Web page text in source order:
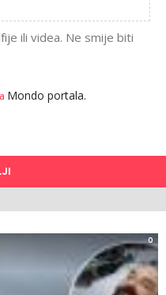
ili videa. Ne smije biti
Mondo portala.
0